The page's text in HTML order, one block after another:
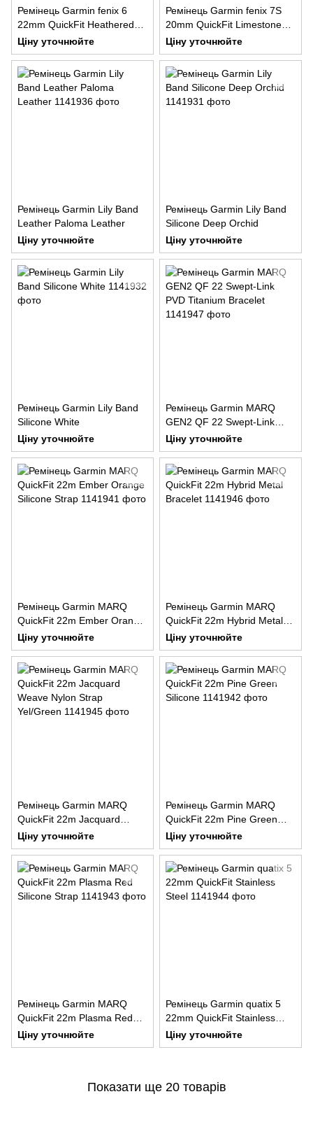
Ремінець Garmin fenix 6
22mm QuickFit Heathered
Red Nylon
Ціну уточнюйте
Ремінець Garmin fenix 7S
20mm QuickFit Limestone
Leather
Ціну уточнюйте
Ремінець Garmin Lily Band
Leather Paloma Leather
Ціну уточнюйте
Ремінець Garmin Lily Band
Silicone Deep Orchid
Ціну уточнюйте
Ремінець Garmin Lily Band
Silicone White
Ціну уточнюйте
Ремінець Garmin MARQ
GEN2 QF 22 Swept-Link
PVD Titanium Bracelet
Ціну уточнюйте
Ремінець Garmin MARQ
QuickFit 22m Ember Orange
Silicone Strap
Ціну уточнюйте
Ремінець Garmin MARQ
QuickFit 22m Hybrid Metal
Bracelet
Ціну уточнюйте
Ремінець Garmin MARQ
QuickFit 22m Jacquard
Weave Nylon Strap
Yel/Green
Ціну уточнюйте
Ремінець Garmin MARQ
QuickFit 22m Pine Green
Silicone
Ціну уточнюйте
Ремінець Garmin MARQ
QuickFit 22m Plasma Red
Silicone Strap
Ціну уточнюйте
Ремінець Garmin quatix 5
22mm QuickFit Stainless
Steel
Ціну уточнюйте
Показати ще 20 товарів